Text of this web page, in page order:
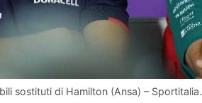
sostituti di Hamilton (Ansa) –